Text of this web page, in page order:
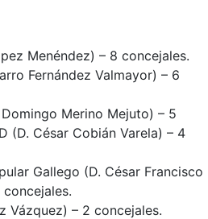
Menéndez) – 8 concejales.
Fernández Valmayor) – 6
Merino Mejuto) – 5
(D. César Cobián Varela) – 4
Gallego (D. César Francisco
Vázquez) – 2 concejales.